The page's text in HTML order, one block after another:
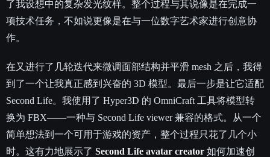
了我设想中的复杂发光纹样。整个过程与其说像是在完成一
项技术任务，不如说更像是在与一位数字艺术家进行创意协
作。
在又进行了几轮迭代来微调面部结构并平滑 mesh 之后，我得
到了一个让我真正感到兴奋的 3D 模型。最后一步是让它适配
Second Life。我使用了 Hyper3D 的 OmniCraft 工具将模型转
换为 FBX——一种与 Second Life viewer 兼容的格式。从一个
简单想法到一个可用于游戏的资产，整个过程只花了几个小
时。这有力地展示了 Second Life avatar creator 如何加速创